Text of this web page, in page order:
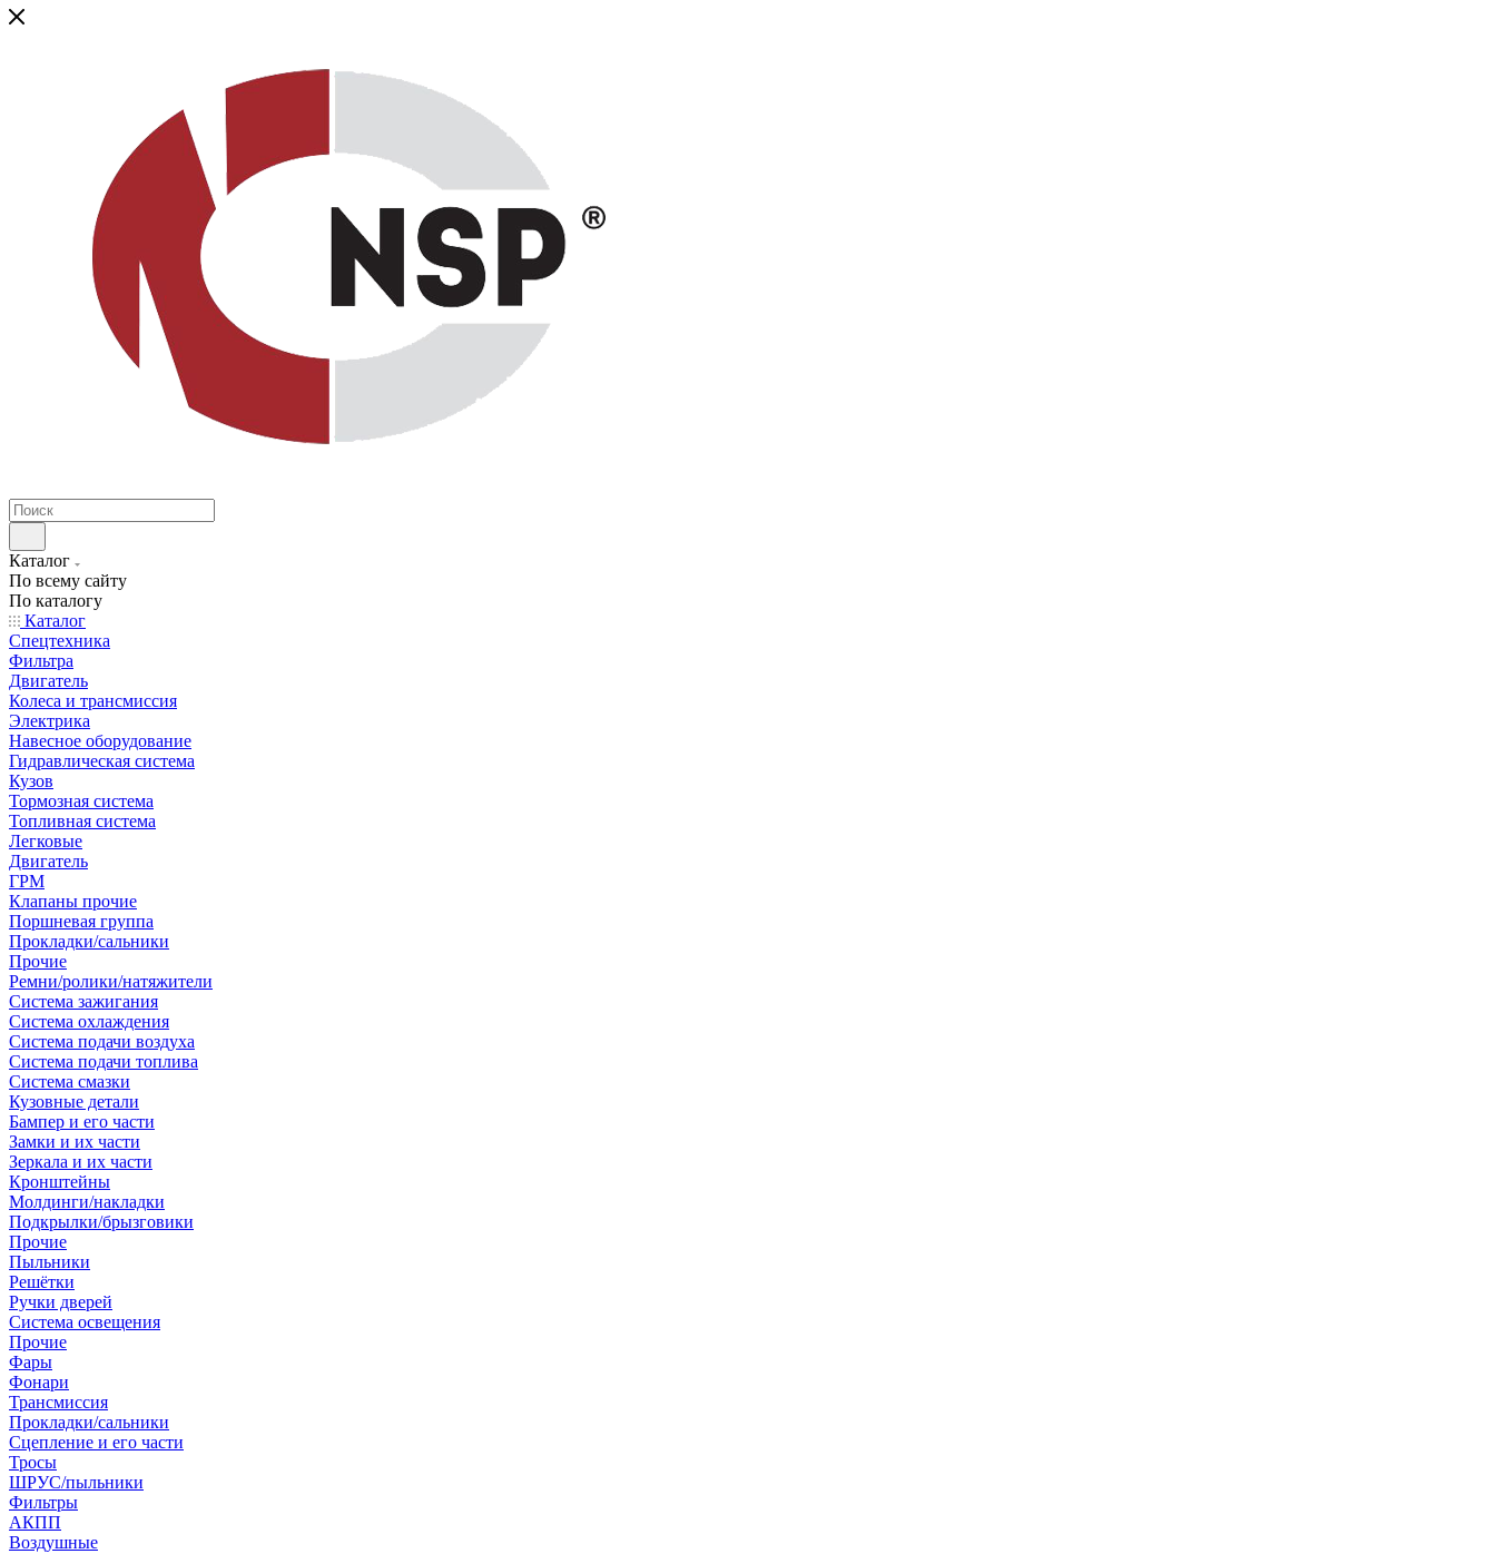
Каталог
По всему сайту
По каталогу
Каталог
Спецтехника
Фильтра
Двигатель
Колеса и трансмиссия
Электрика
Навесное оборудование
Гидравлическая система
Кузов
Тормозная система
Топливная система
Легковые
Двигатель
ГРМ
Клапаны прочие
Поршневая группа
Прокладки/сальники
Прочие
Ремни/ролики/натяжители
Система зажигания
Система охлаждения
Система подачи воздуха
Система подачи топлива
Система смазки
Кузовные детали
Бампер и его части
Замки и их части
Зеркала и их части
Кронштейны
Молдинги/накладки
Подкрылки/брызговики
Прочие
Пыльники
Решётки
Ручки дверей
Система освещения
Прочие
Фары
Фонари
Трансмиссия
Прокладки/сальники
Сцепление и его части
Тросы
ШРУС/пыльники
Фильтры
АКПП
Воздушные